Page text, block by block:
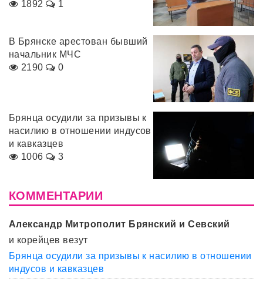
1892 1
В Брянске арестован бывший
начальник МЧС
2190
0
Брянца осудили за призывы к
насилию в отношении индусов
и кавказцев
1006
3
КОММЕНТАРИИ
Александр Митрополит Брянский и Севский
и корейцев везут
Брянца осудили за призывы к насилию в отношении
индусов и кавказцев